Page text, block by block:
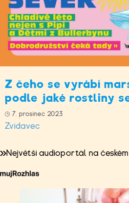
Z čeho se vyrábí
podle jaké rostliny
7. prosinec 2023
Zvídavec
Největší audioportál na